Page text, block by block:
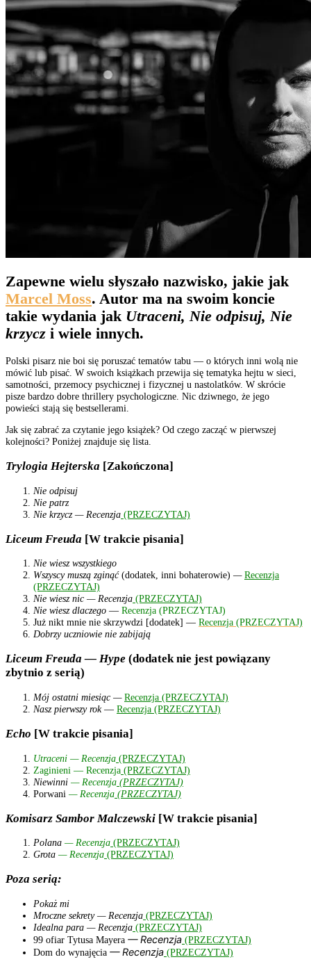
Zapewne wielu słyszało nazwisko, jakie jak
Marcel Moss. Autor ma na swoim koncie
takie wydania jak Utraceni, Nie odpisuj, Nie
krzycz i wiele innych.
Polski pisarz nie boi się poruszać tematów tabu — o których inni wolą nie
mówić lub pisać. W swoich książkach przewija się tematyka hejtu w sieci,
samotności, przemocy psychicznej i fizycznej u nastolatków. W skrócie
pisze bardzo dobre thrillery psychologiczne. Nic dziwnego, że jego
powieści stają się bestsellerami.
Jak się zabrać za czytanie jego książek? Od czego zacząć w pierwszej
kolejności? Poniżej znajduje się lista.
Trylogia Hejterska [Zakończona]
Nie odpisuj
Nie patrz
Nie krzycz — Recenzja (PRZECZYTAJ)
Liceum Freuda [W trakcie pisania]
Nie wiesz wszystkiego
Wszyscy muszą zginąć(dodatek, inni bohaterowie) —Recenzja
(PRZECZYTAJ)
Nie wiesz nic — Recenzja (PRZECZYTAJ)
Nie wiesz dlaczego — Recenzja (PRZECZYTAJ)
Już nikt mnie nie skrzywdzi [dodatek] — Recenzja (PRZECZYTAJ)
Dobrzy uczniowie nie zabijają
Liceum Freuda — Hype (dodatek nie jest powiązany
zbytnio z serią)
Mój ostatni miesiąc — Recenzja (PRZECZYTAJ)
Nasz pierwszy rok— Recenzja (PRZECZYTAJ)
Echo [W trakcie pisania]
Utraceni — Recenzja (PRZECZYTAJ)
Zaginieni — Recenzja (PRZECZYTAJ)
Niewinni — Recenzja (PRZECZYTAJ)
Porwani — Recenzja (PRZECZYTAJ)
Komisarz Sambor Malczewski [W trakcie pisania]
Polana — Recenzja (PRZECZYTAJ)
Grota — Recenzja (PRZECZYTAJ)
Poza serią:
Pokaż mi
Mroczne sekrety — Recenzja (PRZECZYTAJ)
Idealna para — Recenzja (PRZECZYTAJ)
99 ofiar Tytusa Mayera — Recenzja (PRZECZYTAJ)
Dom do wynajęcia — Recenzja (PRZECZYTAJ)